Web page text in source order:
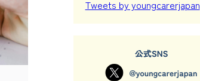
Tweets by youngcarerjapan